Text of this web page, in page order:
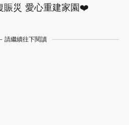
賑災 愛心重建家園❤️
請繼續往下閱讀